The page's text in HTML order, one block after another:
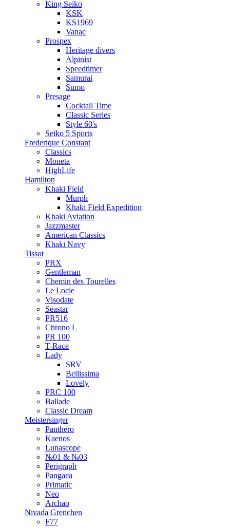
King Seiko
KSK
KS1969
Vanac
Prospex
Heritage divers
Alpinist
Speedtimer
Samurai
Sumo
Presage
Cocktail Time
Classic Series
Style 60's
Seiko 5 Sports
Frederique Constant
Classics
Moneta
HighLife
Hamilton
Khaki Field
Murph
Khaki Field Expedition
Khaki Aviation
Jazzmaster
American Classics
Khaki Navy
Tissot
PRX
Gentleman
Chemin des Tourelles
Le Locle
Visodate
Seastar
PR516
Chrono L
PR 100
T-Race
Lady
SRV
Bellissima
Lovely
PRC 100
Ballade
Classic Dream
Meistersinger
Panthero
Kaenos
Lunascope
№01 & №03
Perigraph
Pangaea
Primatic
Neo
Archao
Nivada Grenchen
F77